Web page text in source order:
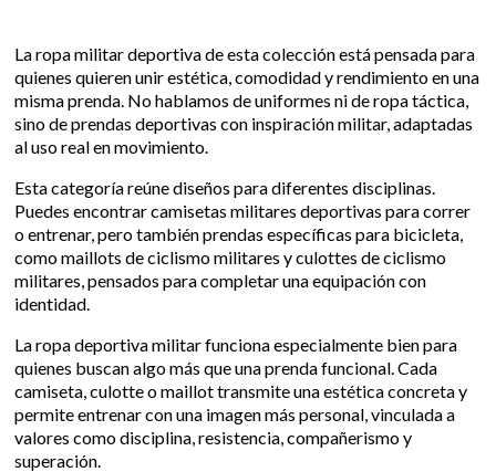
La ropa militar deportiva de esta colección está pensada para
quienes quieren unir estética, comodidad y rendimiento en una
misma prenda. No hablamos de uniformes ni de ropa táctica,
sino de prendas deportivas con inspiración militar, adaptadas
al uso real en movimiento.
Esta categoría reúne diseños para diferentes disciplinas.
Puedes encontrar camisetas militares deportivas para correr
o entrenar, pero también prendas específicas para bicicleta,
como maillots de ciclismo militares y culottes de ciclismo
militares, pensados para completar una equipación con
identidad.
La ropa deportiva militar funciona especialmente bien para
quienes buscan algo más que una prenda funcional. Cada
camiseta, culotte o maillot transmite una estética concreta y
permite entrenar con una imagen más personal, vinculada a
valores como disciplina, resistencia, compañerismo y
superación.